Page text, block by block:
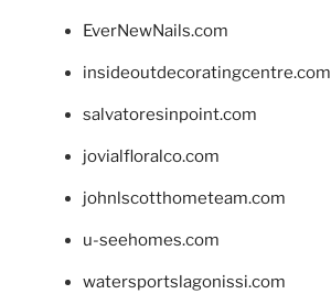
EverNewNails.com
insideoutdecoratingcentre.com
salvatoresinpoint.com
jovialfloralco.com
johnlscotthometeam.com
u-seehomes.com
watersportslagonissi.com